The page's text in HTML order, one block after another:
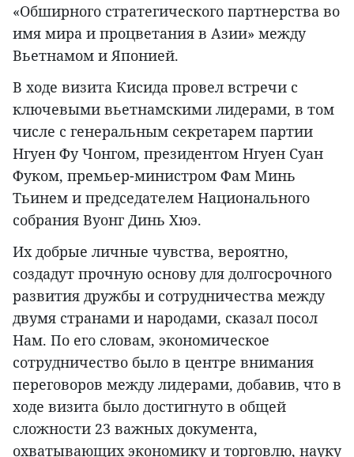
«Обширного стратегического партнерства во
имя мира и процветания в Азии» между
Вьетнамом и Японией.
В ходе визита Кисида провел встречи с
ключевыми вьетнамскими лидерами, в том
числе с генеральным секретарем партии
Нгуен Фу Чонгом, президентом Нгуен Суан
Фуком, премьер-министром Фам Минь
Тьинем и председателем Национального
собрания Вуонг Динь Хюэ.
Их добрые личные чувства, вероятно,
создадут прочную основу для долгосрочного
развития дружбы и сотрудничества между
двумя странами и народами, сказал посол
Нам. По его словам, экономическое
сотрудничество было в центре внимания
переговоров между лидерами, добавив, что в
ходе визита было достигнуто в общей
сложности 23 важных документа,
охватывающих экономику и торговлю, науку